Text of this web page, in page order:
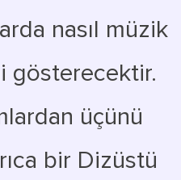
nasıl müzik
gösterecektir.
üçünü
bir Dizüstü